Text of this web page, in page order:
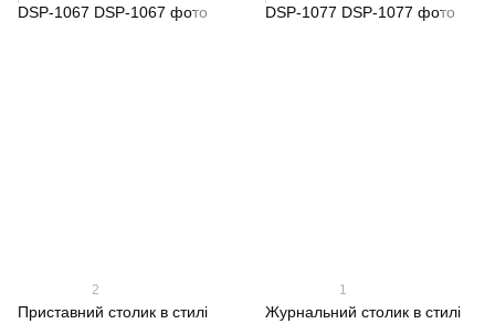
2
Приставний столик в стилі
1
Журнальний столик в стилі